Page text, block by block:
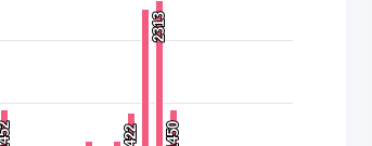
2500.
1422
1422
2313
2313
1450
1450